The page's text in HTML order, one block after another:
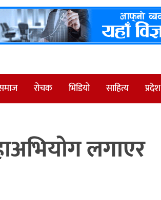
रोचक भिडियो साहित्य प्रदेश
लगाएर